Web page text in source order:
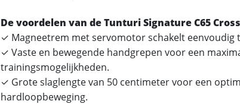
De voordelen van de Tunturi Signature C65
✓ Magneetrem met servomotor schakelt eenvoudig
✓ Vaste en bewegende handgrepen voor een
trainingsmogelijkheden.
✓ Grote slaglengte van 50 centimeter voor een
hardloopbeweging.